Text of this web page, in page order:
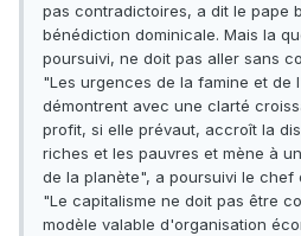
pas contradictoires, a dit le pape
bénédiction dominicale. Mais la
poursuivi, ne doit pas aller sans
"Les urgences de la famine et de
démontrent avec une clarté
profit, si elle prévaut, accroît la
riches et les pauvres et mène à
de la planète", a poursuivi le chef
"Le capitalisme ne doit pas être
modèle valable d'organisation